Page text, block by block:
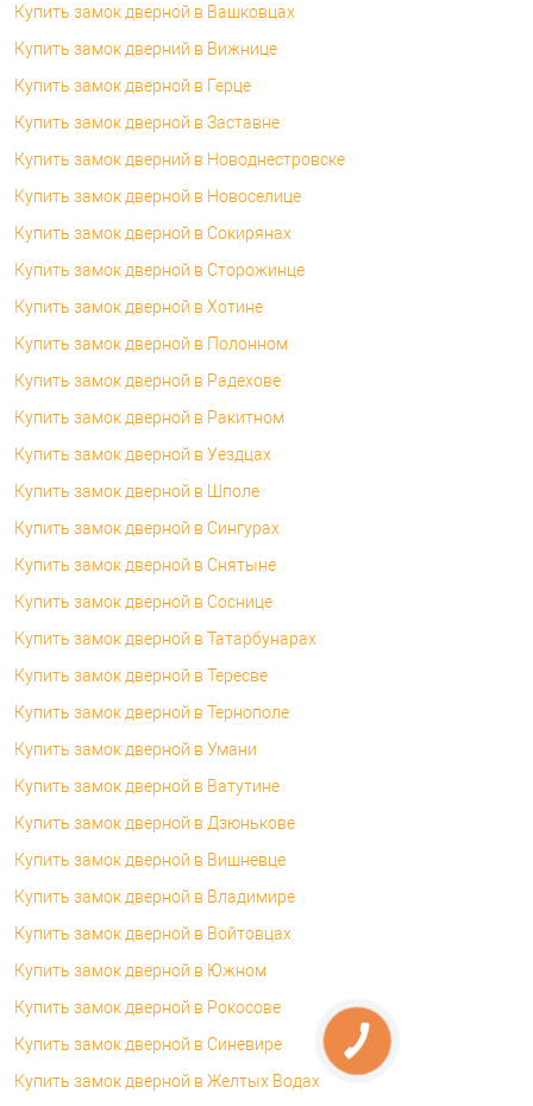
Купить замок дверной в Вашковцах
Купить замок дверний в Вижнице
Купить замок дверной в Герце
Купить замок дверной в Заставне
Купить замок дверний в Новоднестровске
Купить замок дверной в Новоселице
Купить замок дверной в Сокирянах
Купить замок дверной в Сторожинце
Купить замок дверной в Хотине
Купить замок дверной в Полонном
Купить замок дверной в Радехове
Купить замок дверной в Ракитном
Купить замок дверной в Уездцах
Купить замок дверной в Шполе
Купить замок дверной в Сингурах
Купить замок дверной в Снятыне
Купить замок дверной в Соснице
Купить замок дверной в Татарбунарах
Купить замок дверной в Тересве
Купить замок дверной в Тернополе
Купить замок дверной в Умани
Купить замок дверной в Ватутине
Купить замок дверной в Дзюнькове
Купить замок дверной в Вишневце
Купить замок дверной в Владимире
Купить замок дверной в Войтовцах
Купить замок дверной в Южном
Купить замок дверной в Рокосове
Купить замок дверной в Синевире
Купить замок дверной в Желтых Водах